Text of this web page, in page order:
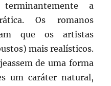
a
Os romanos
que os artistas
mais realísticos.
de uma forma
um caráter natural,